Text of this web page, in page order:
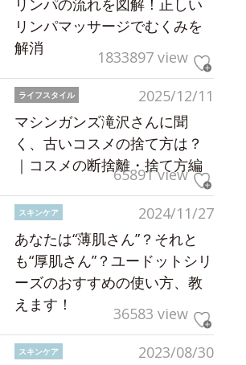
リンパマッサージでむくみを
解消
1833897 view
2025/12/11
ライフスタイル
マシンガンズ滝沢さんに聞
く、古いコスメの捨て方は？
｜コスメの断捨離・捨て方編
65891 view
2024/11/27
スキンケア
あなたは“薄肌さん”？それと
も“厚肌さん”？ユードットシリ
ーズのおすすめの使い方、教
えます！
36583 view
2023/08/30
スキンケア